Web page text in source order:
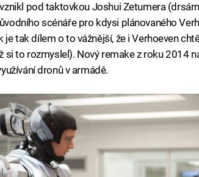
pod taktovkou Joshui Zetumera
scénáře pro kdysi plánovaného
je tak dílem o to vážnější, že i Verhoeven
si to rozmyslel). Nový remake z roku 2014
dronů v armádě.